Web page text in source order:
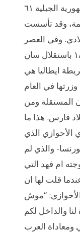
ايضا تسمى سان مارينو. مساحة هذه الجمهورية الجبلية ٦١
وعدد سكانها ٣٣٤٠٠ نسمة، وقد تأسست
وفي العصر
الحديث، اعترف مؤتمر فيينا في العام ١٨١٥ باستقلال سان
ايطاليا هي
في العام
المستقلة ومن
فارس. هذا ما
الأحوازي الذي
والذي لم
ام فهد التي
قلت لها ان
“موش
ومعاداة العرب